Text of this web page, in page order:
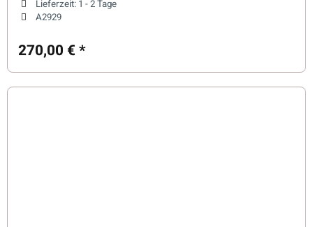
Lieferzeit: 1 - 2 Tage
A2929
270,00 €*